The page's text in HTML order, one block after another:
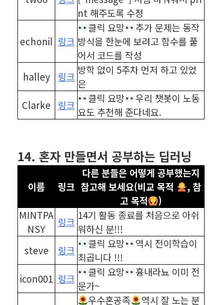
nt 해주도록 수정
echonil 링크
클릭 요망
추가 문제는 동작
방식을 한눈에 보려고 함수를 풀
어서 코드를 작성
halley
링크
방학 없이 5주차 먼저 하고 있었
은
Clarke
링크
클릭 요망
우리 챗봇이 노동
요도 추천해 준다네요.
14. 혼자 만들면서 공부하는 딥러닝
이름 링크
다른 분들은 어떻게 공부했는지
참고해 보세요(비교 목적
, 참
고 목적
)
MINTPA
NSY
링크
14기 활동 종료를 처음으로 아쉬
워하신 분!!!
steve
링크
클릭 요망
역시 전이학습이
최곱니다 !!!
icon001 링크
클릭 요망
흉내라뇨 이미 전
문가~
우수혼공족
역시 잘 노는 분